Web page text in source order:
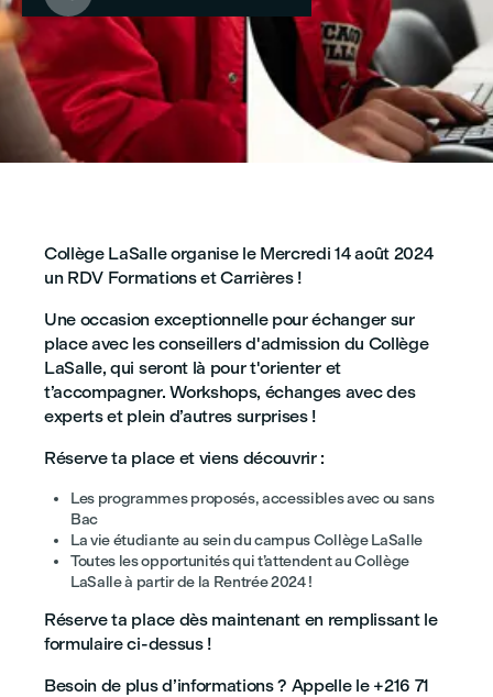
Collège LaSalle organise le Mercredi 14 août 2024
un RDV Formations et Carrières !
Une occasion exceptionnelle pour échanger sur
place avec les conseillers d'admission du Collège
LaSalle, qui seront là pour t'orienter et
t’accompagner. Workshops, échanges avec des
experts et plein d’autres surprises !
Réserve ta place et viens découvrir :
Les programmes proposés, accessibles avec ou sans
Bac
La vie étudiante au sein du campus Collège LaSalle
Toutes les opportunités qui t’attendent au Collège
LaSalle à partir de la Rentrée 2024 !
Réserve ta place dès maintenant en remplissant le
formulaire ci-dessus !
Besoin de plus d’informations ? Appelle le +216 71